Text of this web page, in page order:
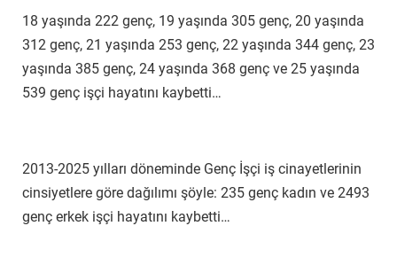
18 yaşında 222 genç, 19 yaşında 305 genç, 20 yaşında
312 genç, 21 yaşında 253 genç, 22 yaşında 344 genç, 23
yaşında 385 genç, 24 yaşında 368 genç ve 25 yaşında
539 genç işçi hayatını kaybetti…
2013-2025 yılları döneminde Genç İşçi iş cinayetlerinin
cinsiyetlere göre dağılımı şöyle: 235 genç kadın ve 2493
genç erkek işçi hayatını kaybetti…